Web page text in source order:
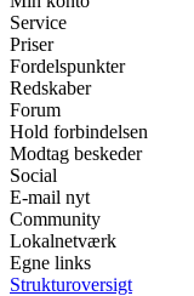
Service
Priser
Fordelspunkter
Redskaber
Forum
Hold forbindelsen
Modtag beskeder
Social
E-mail nyt
Community
Lokalnetværk
Egne links
Strukturoversigt